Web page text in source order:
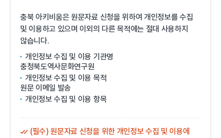
충북 아키비움은 원문자료 신청을 위하여 개인정보를 수집
및 이용하고 있으며 이외의 다른 목적에는 절대 사용하지
않습니다.
개인정보 수집 및 이용 기관명
충청북도역사문화연구원
개인정보 수집 및 이용 목적
원문 이메일 발송
개인정보 수집 및 이용 항목
개인정보의 보유 및 이용 기간
원문자료 신청 이력관리 종료시
(필수) 원문자료 신청을 위한 개인정보 수집 및 이용에